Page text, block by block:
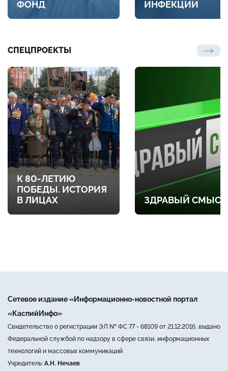
ФОНД
ИНФЕКЦИИ
СПЕЦПРОЕКТЫ
К 80-ЛЕТИЮ
ПОБЕДЫ. ИСТОРИЯ
В ЛИЦАХ
ЗДРАВЫЙ СМЫСЛ
Сетевое издание «Информационно-новостной портал
«КаспийИнфо»
Свидетельство о регистрации ЭЛ № ФС 77 - 68109 от 21.12.2016, выдано
Федеральной службой по надзору в сфере связи, информационных
технологий и массовых коммуникаций
Учредитель: А.Н. Нечаев